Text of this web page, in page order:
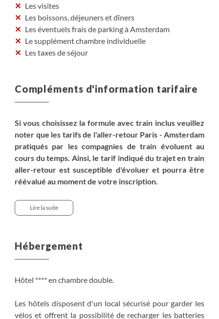
Les visites
Les boissons, déjeuners et dîners
Les éventuels frais de parking à Amsterdam
Le supplément chambre individuelle
Les taxes de séjour
Compléments d'information tarifaire
Si vous choisissez la formule avec train inclus veuillez
noter que les tarifs de l'aller-retour Paris - Amsterdam
pratiqués par les compagnies de train évoluent au
cours du temps. Ainsi, le tarif indiqué du trajet en train
aller-retour est susceptible d'évoluer et pourra être
réévalué au moment de votre inscription.
tarifaire sera à prévoir, consultez nos équipes de vente.
Vélo adulte : 159$
Vélo électrique : 400$
d'Amsterdam, une dégustation de fromages à
Lire la suite
Hébergement
Hôtel **** en chambre double.
Les hôtels disposent d'un local sécurisé pour garder les
vélos et offrent la possibilité de recharger les batteries